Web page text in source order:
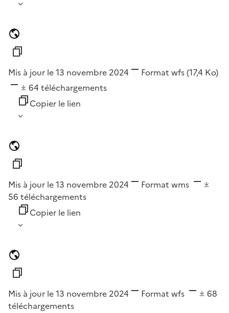
Mis à jour le 13 novembre 2024 Format wfs(17,4 Ko)
64 téléchargements
Copier le lien
Mis à jour le 13 novembre 2024 Format wms
56 téléchargements
Copier le lien
Mis à jour le 13 novembre 2024 Format wfs
68
téléchargements